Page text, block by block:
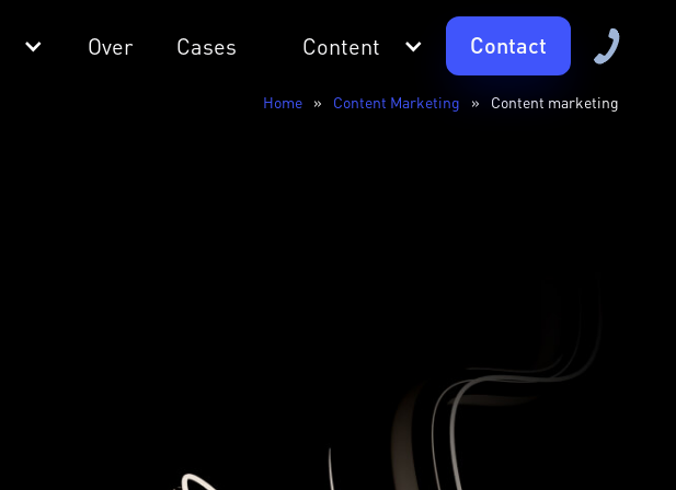
Over Cases Content Contact
Home » Content Marketing » Content marketing